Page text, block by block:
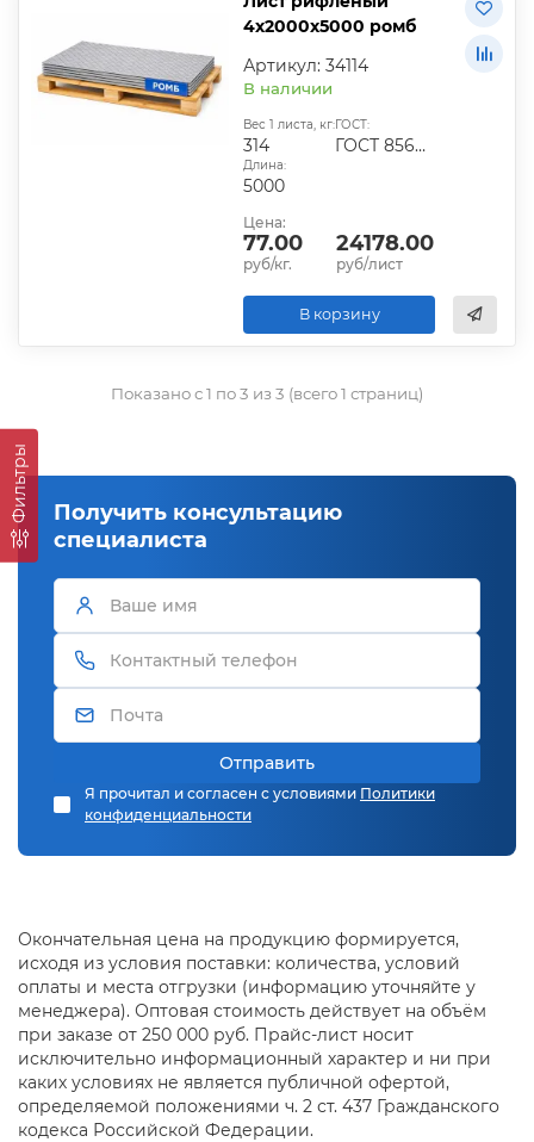
Фильтры
4х2000х5000 ромб
Артикул: 34114
В наличии
Вес 1 листа, кг:
314
ГОСТ:
ГОСТ 8568-77
Длина:
5000
Цена:
77.00
руб/кг.
24178.00
руб/лист
В корзину
Показано с 1 по 3 из 3 (всего 1 страниц)
Получить консультацию
специалиста
Отправить
Я прочитал и согласен с условиями Политики
конфиденциальности
Окончательная цена на продукцию формируется,
исходя из условия поставки: количества, условий
оплаты и места отгрузки (информацию уточняйте у
менеджера). Оптовая стоимость действует на объём
при заказе от 250 000 руб. Прайс-лист носит
исключительно информационный характер и ни при
каких условиях не является публичной офертой,
определяемой положениями ч. 2 ст. 437 Гражданского
кодекса Российской Федерации.